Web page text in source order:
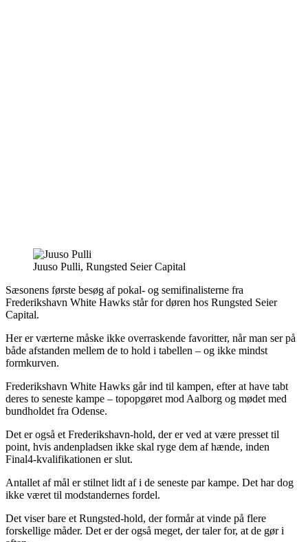
Juuso Pulli, Rungsted Seier Capital
Sæsonens første besøg af pokal- og semifinalisterne fra
Frederikshavn White Hawks står for døren hos Rungsted Seier
Capital.
Her er værterne måske ikke overraskende favoritter, når man ser på
både afstanden mellem de to hold i tabellen – og ikke mindst
formkurven.
Frederikshavn White Hawks går ind til kampen, efter at have tabt
deres to seneste kampe – topopgøret mod Aalborg og mødet med
bundholdet fra Odense.
Det er også et Frederikshavn-hold, der er ved at være presset til
point, hvis andenpladsen ikke skal ryge dem af hænde, inden
Final4-kvalifikationen er slut.
Antallet af mål er stilnet lidt af i de seneste par kampe. Det har dog
ikke været til modstandernes fordel.
Det viser bare et Rungsted-hold, der formår at vinde på flere
forskellige måder. Det er der også meget, der taler for, at de gør i